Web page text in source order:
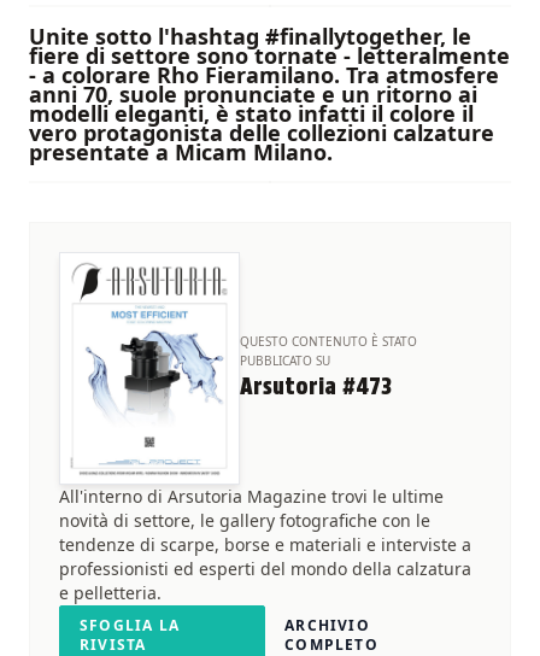
Unite sotto l'hashtag #finallytogether, le
fiere di settore sono tornate - letteralmente
- a colorare Rho Fieramilano. Tra atmosfere
anni 70, suole pronunciate e un ritorno ai
modelli eleganti, è stato infatti il colore il
vero protagonista delle collezioni calzature
presentate a Micam Milano.
QUESTO CONTENUTO È STATO
PUBBLICATO SU
Arsutoria #473
All'interno di Arsutoria Magazine trovi le ultime
novità di settore, le gallery fotografiche con le
tendenze di scarpe, borse e materiali e interviste a
professionisti ed esperti del mondo della calzatura
e pelletteria.
SFOGLIA LA
RIVISTA
ARCHIVIO
COMPLETO